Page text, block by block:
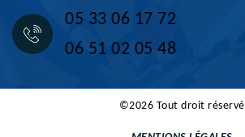
05 33 06 17 72
06 51 02 05 48
©2026 Tout droit réservé